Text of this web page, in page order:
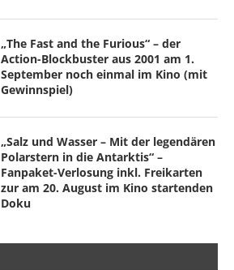
„The Fast and the Furious“ – der
Action-Blockbuster aus 2001 am 1.
September noch einmal im Kino (mit
Gewinnspiel)
„Salz und Wasser – Mit der legendären
Polarstern in die Antarktis“ –
Fanpaket-Verlosung inkl. Freikarten
zur am 20. August im Kino startenden
Doku